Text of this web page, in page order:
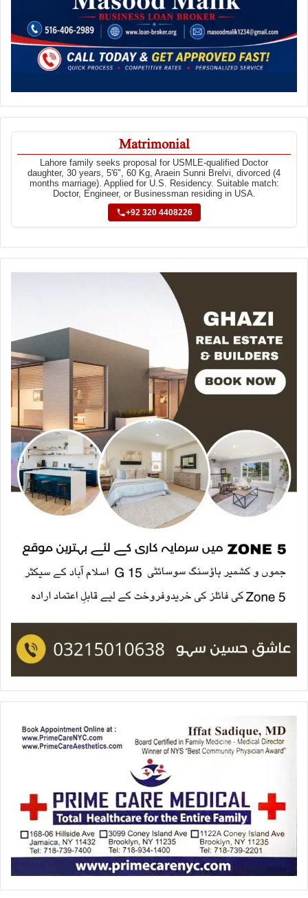
Matrimonial
Lahore family seeks proposal for USMLE-qualified Doctor
daughter, 30 years, 5'6", 60 Kg, Araein Sunni Brelvi, divorced (4
months marriage). Applied for U.S. Residency. Suitable match:
Doctor, Engineer, or Businessman residing in USA.
+92 320 4408226